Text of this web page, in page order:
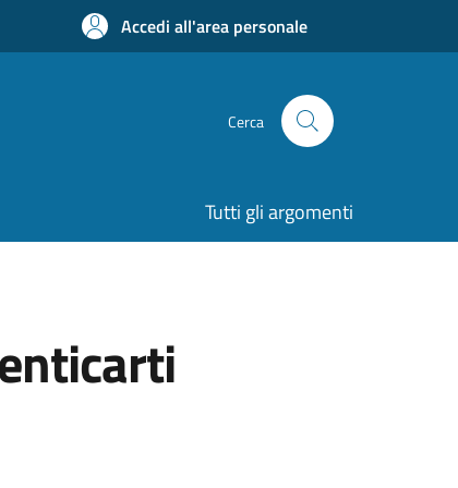
Accedi all'area personale
Cerca
Tutti gli argomenti